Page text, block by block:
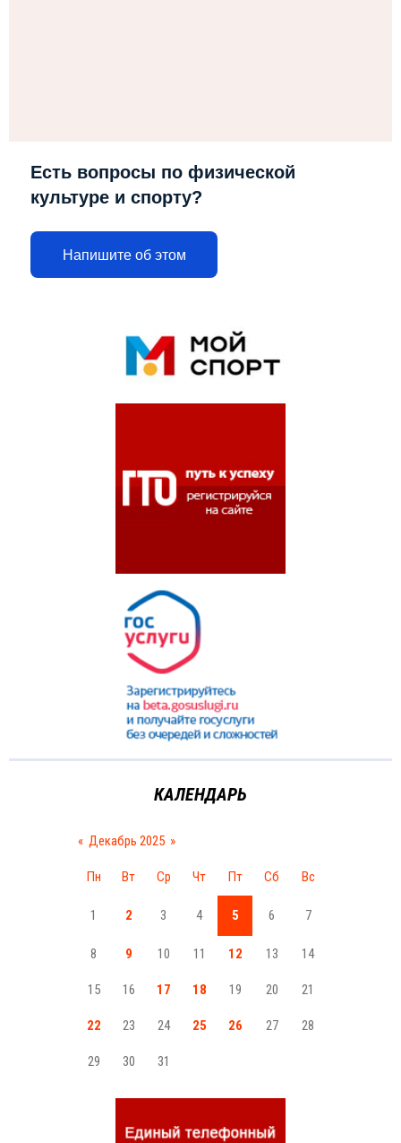
Есть вопросы по физической
культуре и спорту?
Напишите об этом
КАЛЕНДАРЬ
« Декабрь 2025 »
Пн Вт Ср Чт Пт Сб Вс
1 2 3 4 5 6 7
8 9 10 11 12 13 14
15 16 17 18 19 20 21
22 23 24 25 26 27 28
29 30 31